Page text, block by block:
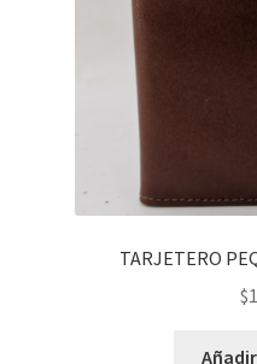
TARJETERO
$